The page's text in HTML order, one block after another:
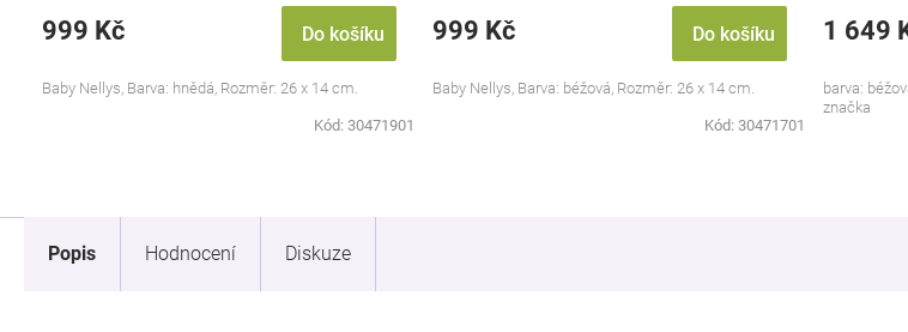
999 Kč Do košíku
Baby Nellys, Barva: hnědá, Rozměr: 26 x 14 cm.
Kód: 30471901
999 Kč Do košíku
Baby Nellys, Barva: béžová, Rozměr: 26 x 14 cm.
Kód: 30471701
1 649
barva:
značka
Popis Hodnocení Diskuze